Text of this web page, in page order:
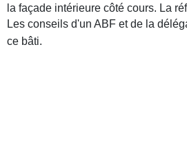
la façade intérieure côté cours. La
Les conseils d'un ABF et de la
ce bâti.